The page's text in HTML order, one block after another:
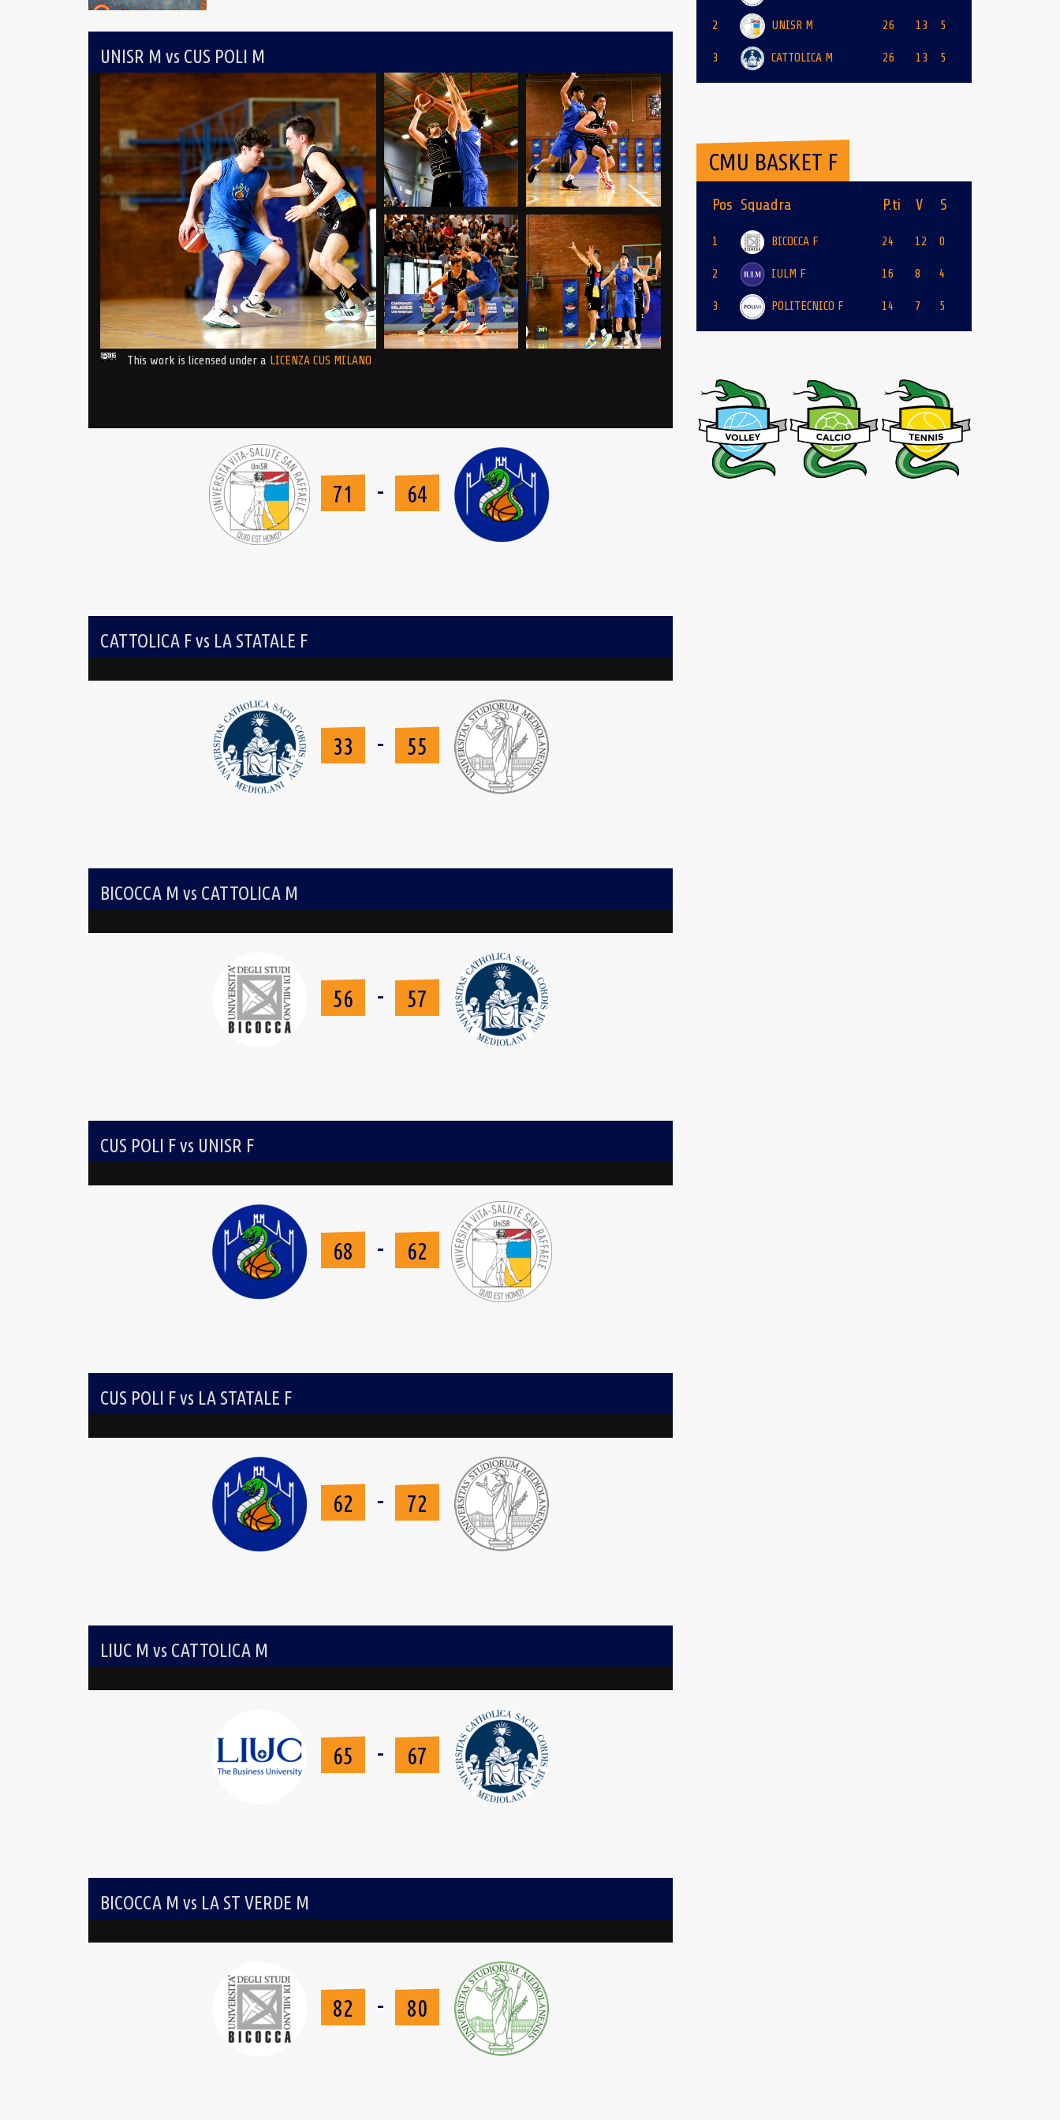
UNISR M vs CUS POLI M
This work is licensed under a LICENZA CUS MILANO
71 - 64
CATTOLICA F vs LA STATALE F
33 - 55
BICOCCA M vs CATTOLICA M
56 - 57
CUS POLI F vs UNISR F
68 - 62
CUS POLI F vs LA STATALE F
62 - 72
LIUC M vs CATTOLICA M
65 - 67
BICOCCA M vs LA ST VERDE M
82 - 80
2 UNISR M 26 13 5
3 CATTOLICA M 26 13 5
CMU BASKET F
Pos Squadra P.ti V S
1 BICOCCA F 24 12 0
2 IULM F 16 8 4
3 POLITECNICO F 14 7 5